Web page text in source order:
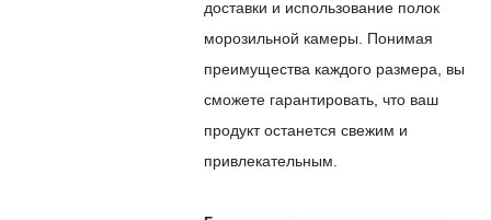
доставки и использование полок
морозильной камеры. Понимая
преимущества каждого размера, вы
сможете гарантировать, что ваш
продукт останется свежим и
привлекательным.